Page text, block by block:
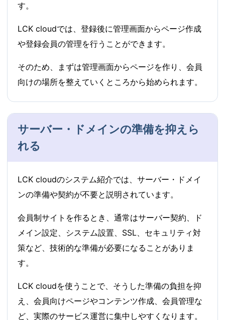
す。
LCK cloudでは、登録後に管理画面からページ作成
や登録会員の管理を行うことができます。
そのため、まずは管理画面からページを作り、会員
向けの場所を整えていくところから始められます。
サーバー・ドメインの準備を抑えら
れる
LCK cloudのシステム紹介では、サーバー・ドメイ
ンの準備や契約が不要と説明されています。
会員制サイトを作るとき、通常はサーバー契約、ド
メイン設定、システム設置、SSL、セキュリティ対
策など、技術的な準備が必要になることがありま
す。
LCK cloudを使うことで、そうした準備の負担を抑
え、会員向けページやコンテンツ作成、会員管理な
ど、実際のサービス運営に集中しやすくなります。